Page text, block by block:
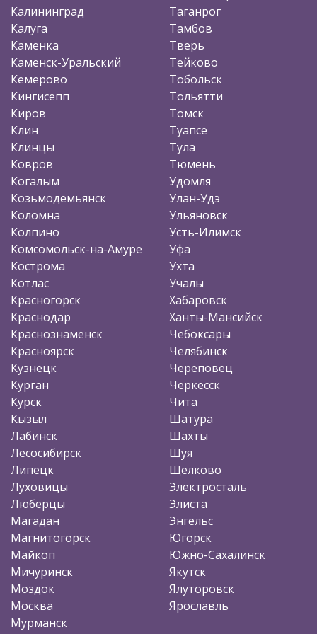
Калининград
Калуга
Каменка
Каменск-Уральский
Кемерово
Кингисепп
Киров
Клин
Клинцы
Ковров
Когалым
Козьмодемьянск
Коломна
Колпино
Комсомольск-на-Амуре
Кострома
Котлас
Красногорск
Краснодар
Краснознаменск
Красноярск
Кузнецк
Курган
Курск
Кызыл
Лабинск
Лесосибирск
Липецк
Луховицы
Люберцы
Магадан
Магнитогорск
Майкоп
Мичуринск
Моздок
Москва
Мурманск
Таганрог
Тамбов
Тверь
Тейково
Тобольск
Тольятти
Томск
Туапсе
Тула
Тюмень
Удомля
Улан-Удэ
Ульяновск
Усть-Илимск
Уфа
Ухта
Учалы
Хабаровск
Ханты-Мансийск
Чебоксары
Челябинск
Череповец
Черкесск
Чита
Шатура
Шахты
Шуя
Щёлково
Электросталь
Элиста
Энгельс
Югорск
Южно-Сахалинск
Якутск
Ялуторовск
Ярославль